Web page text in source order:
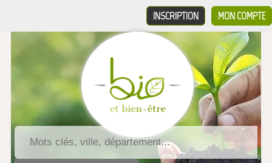
MON COMPTE
INSCRIPTION